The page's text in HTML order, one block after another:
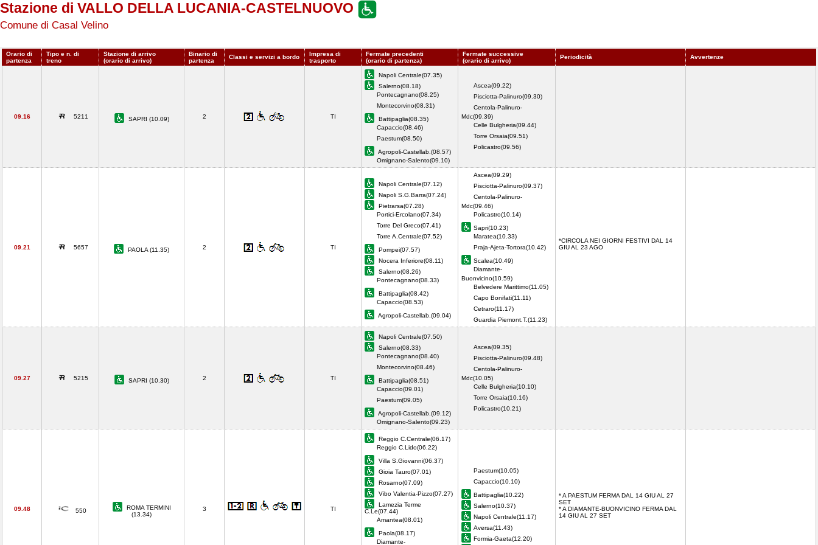
Stazione di VALLO DELLA LUCANIA-CASTELNUOVO
Comune di Casal Velino
Orario di
partenza
Tipo e n. di
treno
Stazione di arrivo
(orario di arrivo)
Binario di
partenza
Classi e servizi a bordo
Impresa di
trasporto
Fermate precedenti
(orario di partenza)
Fermate successive
(orario di arrivo)
Periodicità Avvertenze
09.16 5211 SAPRI (10.09) 2 TI
Napoli Centrale(07.35)
Salerno(08.18)
Pontecagnano(08.25)
Montecorvino(08.31)
Battipaglia(08.35)
Capaccio(08.46)
Paestum(08.50)
Agropoli-Castellab.(08.57)
Omignano-Salento(09.10)
Ascea(09.22)
Pisciotta-Palinuro(09.30)
Centola-Palinuro-
Mdc(09.39)
Celle Bulgheria(09.44)
Torre Orsaia(09.51)
Policastro(09.56)
09.21 5657 PAOLA (11.35) 2 TI
Napoli Centrale(07.12)
Napoli S.G.Barra(07.24)
Pietrarsa(07.28)
Portici-Ercolano(07.34)
Torre Del Greco(07.41)
Torre A.Centrale(07.52)
Pompei(07.57)
Nocera Inferiore(08.11)
Salerno(08.26)
Pontecagnano(08.33)
Battipaglia(08.42)
Capaccio(08.53)
Agropoli-Castellab.(09.04)
Ascea(09.29)
Pisciotta-Palinuro(09.37)
Centola-Palinuro-
Mdc(09.46)
Policastro(10.14)
Sapri(10.23)
Maratea(10.33)
Praja-Ajeta-Tortora(10.42)
Scalea(10.49)
Diamante-
Buonvicino(10.59)
Belvedere Marittimo(11.05)
Capo Bonifati(11.11)
Cetraro(11.17)
Guardia Piemont.T.(11.23)
*CIRCOLA NEI GIORNI FESTIVI DAL 14
GIU AL 23 AGO
09.27 5215 SAPRI (10.30) 2 TI
Napoli Centrale(07.50)
Salerno(08.33)
Pontecagnano(08.40)
Montecorvino(08.46)
Battipaglia(08.51)
Capaccio(09.01)
Paestum(09.05)
Agropoli-Castellab.(09.12)
Omignano-Salento(09.23)
Ascea(09.35)
Pisciotta-Palinuro(09.48)
Centola-Palinuro-
Mdc(10.05)
Celle Bulgheria(10.10)
Torre Orsaia(10.16)
Policastro(10.21)
09.48 550
ROMA TERMINI
(13.34)
3 TI
Reggio C.Centrale(06.17)
Reggio C.Lido(06.22)
Villa S.Giovanni(06.37)
Gioia Tauro(07.01)
Rosarno(07.09)
Vibo Valentia-Pizzo(07.27)
Lamezia Terme
C.Le(07.44)
Amantea(08.01)
Paola(08.17)
Diamante-
Paestum(10.05)
Capaccio(10.10)
Battipaglia(10.22)
Salerno(10.37)
Napoli Centrale(11.17)
Aversa(11.43)
Formia-Gaeta(12.20)
* A PAESTUM FERMA DAL 14 GIU AL 27
SET
* A DIAMANTE-BUONVICINO FERMA DAL
14 GIU AL 27 SET